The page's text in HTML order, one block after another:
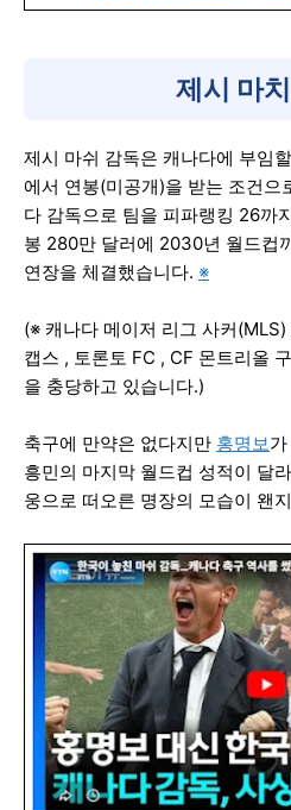
제시 마
제시 마쉬 감독은 캐나다에 부임
에서 연봉(미공개)을 받는 조건으
다 감독으로 팀을 피파랭킹 26까
봉 280만 달러에 2030년 월드컵
연장을 체결했습니다. ※
(※ 캐나다 메이저 리그 사커
캡스 , 토론토 FC , CF 몬트리올
을 충당하고 있습니다.)
축구에 만약은 없다지만 홍명보
흥민의 마지막 월드컵 성적이 달
웅으로 떠오른 명장의 모습이 왠